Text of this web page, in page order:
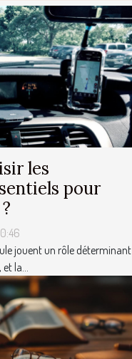
les
pour
jouent un rôle déterminant
la...